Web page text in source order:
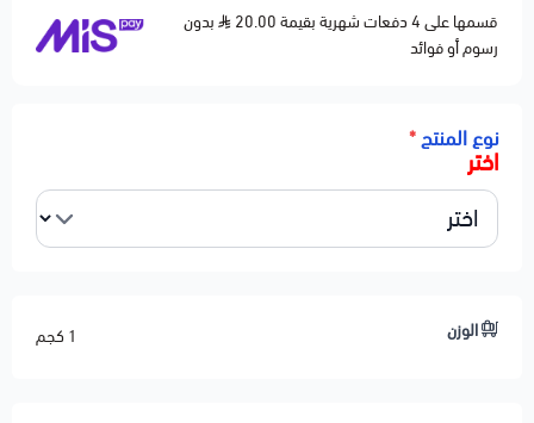
قسمها على 4 دفعات شهرية بقيمة 20.00
بدون
رسوم أو فوائد
نوع المنتج*
اختر
الوزن 1 كجم